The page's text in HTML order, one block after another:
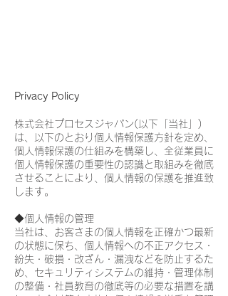
Privacy Policy
株式会社プロセスジャパン(以下「当社」)
は、以下のとおり個人情報保護方針を定め、
個人情報保護の仕組みを構築し、全従業員に
個人情報保護の重要性の認識と取組みを徹底
させることにより、個人情報の保護を推進致
します。
◆個人情報の管理
当社は、お客さまの個人情報を正確かつ最新
の状態に保ち、個人情報への不正アクセス・
紛失・破損・改ざん・漏洩などを防止するた
め、セキュリティシステムの維持・管理体制
の整備・社員教育の徹底等の必要な措置を講